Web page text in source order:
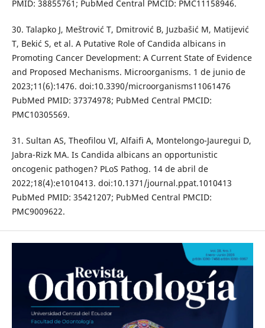
PMID: 38855761; PubMed Central PMCID: PMC11158946.
30. Talapko J, Meštrović T, Dmitrović B, Juzbašić M, Matijević
T, Bekić S, et al. A Putative Role of Candida albicans in
Promoting Cancer Development: A Current State of Evidence
and Proposed Mechanisms. Microorganisms. 1 de junio de
2023;11(6):1476. doi:10.3390/microorganisms11061476
PubMed PMID: 37374978; PubMed Central PMCID:
PMC10305569.
31. Sultan AS, Theofilou VI, Alfaifi A, Montelongo-Jauregui D,
Jabra-Rizk MA. Is Candida albicans an opportunistic
oncogenic pathogen? PLoS Pathog. 14 de abril de
2022;18(4):e1010413. doi:10.1371/journal.ppat.1010413
PubMed PMID: 35421207; PubMed Central PMCID:
PMC9009622.